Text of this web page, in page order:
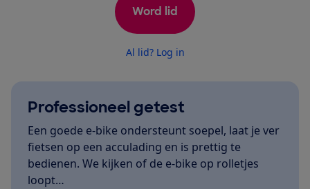
Word lid
Al lid? Log in
Professioneel getest
Een goede e-bike ondersteunt soepel, laat je ver
fietsen op een acculading en is prettig te
bedienen. We kijken of de e-bike op rolletjes
loopt…